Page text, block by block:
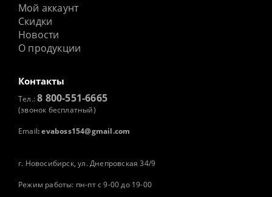
Мой аккаунт
Скидки
Новости
О продукции
Контакты
Тел.:8 800-551-6665
(звонок бесплатный)
Email: evaboss154@gmail.com
г. Новосибирск, ул. Днепровская 34/9
Режим работы: пн-пт с 9-00 до 19-00